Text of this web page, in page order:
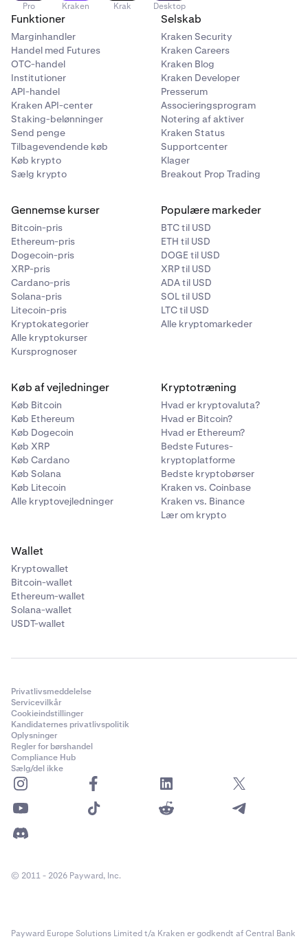
Pro Kraken Krak Desktop
Funktioner
Marginhandler
Handel med Futures
OTC-handel
Institutioner
API-handel
Kraken API-center
Staking-belønninger
Send penge
Tilbagevendende køb
Køb krypto
Sælg krypto
Selskab
Kraken Security
Kraken Careers
Kraken Blog
Kraken Developer
Presserum
Associeringsprogram
Notering af aktiver
Kraken Status
Supportcenter
Klager
Breakout Prop Trading
Gennemse kurser
Bitcoin-pris
Ethereum-pris
Dogecoin-pris
XRP-pris
Cardano-pris
Solana-pris
Litecoin-pris
Kryptokategorier
Alle kryptokurser
Kursprognoser
Populære markeder
BTC til USD
ETH til USD
DOGE til USD
XRP til USD
ADA til USD
SOL til USD
LTC til USD
Alle kryptomarkeder
Køb af vejledninger
Køb Bitcoin
Køb Ethereum
Køb Dogecoin
Køb XRP
Køb Cardano
Køb Solana
Køb Litecoin
Alle kryptovejledninger
Kryptotræning
Hvad er kryptovaluta?
Hvad er Bitcoin?
Hvad er Ethereum?
Bedste Futures-
kryptoplatforme
Bedste kryptobørser
Kraken vs. Coinbase
Kraken vs. Binance
Lær om krypto
Wallet
Kryptowallet
Bitcoin-wallet
Ethereum-wallet
Solana-wallet
USDT-wallet
Privatlivsmeddelelse
Servicevilkår
Cookieindstillinger
Kandidaternes privatlivspolitik
Oplysninger
Regler for børshandel
Compliance Hub
Sælg/del ikke
© 2011 - 2026 Payward, Inc.
Payward Europe Solutions Limited t/a Kraken er godkendt af Central Bank